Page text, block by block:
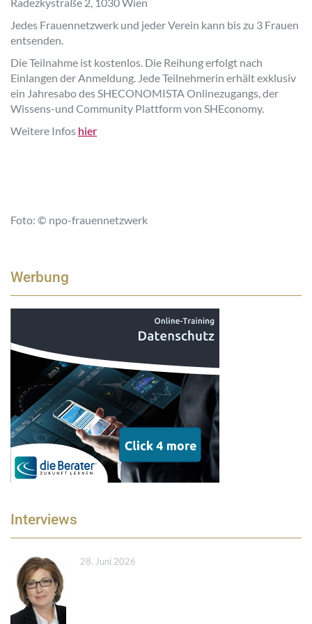
Jedes Frauennetzwerk und jeder Verein kann bis zu 3 Frauen
entsenden.
Die Teilnahme ist kostenlos. Die Reihung erfolgt nach
Einlangen der Anmeldung. Jede Teilnehmerin erhält exklusiv
ein Jahresabo des SHECONOMISTA Onlinezugangs, der
Wissens-und Community Plattform von SHEconomy.
Weitere Infos hier
Foto: © npo-frauennetzwerk
Werbung
Interviews
28. Juni 2026